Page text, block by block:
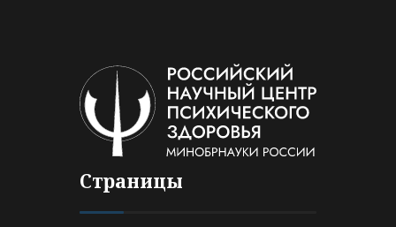
Страницы